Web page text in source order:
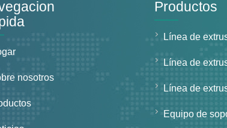
nosotros
Productos